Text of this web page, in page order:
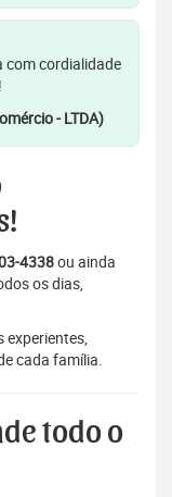
com cordialidade
- LTDA)
4338ou ainda
os dias,
cada família.
todo o